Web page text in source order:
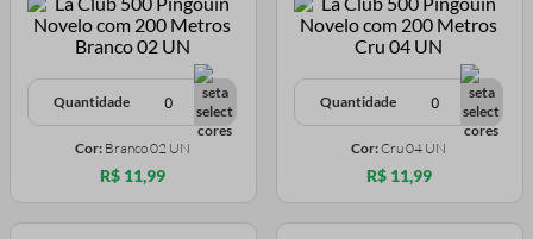
Quantidade
Cor: Branco 02 UN
R$ 11,99
Quantidade
Cor:Cru 04 UN
R$ 11,99